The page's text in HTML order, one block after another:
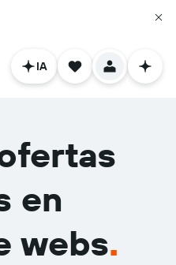
IA
en
webs.